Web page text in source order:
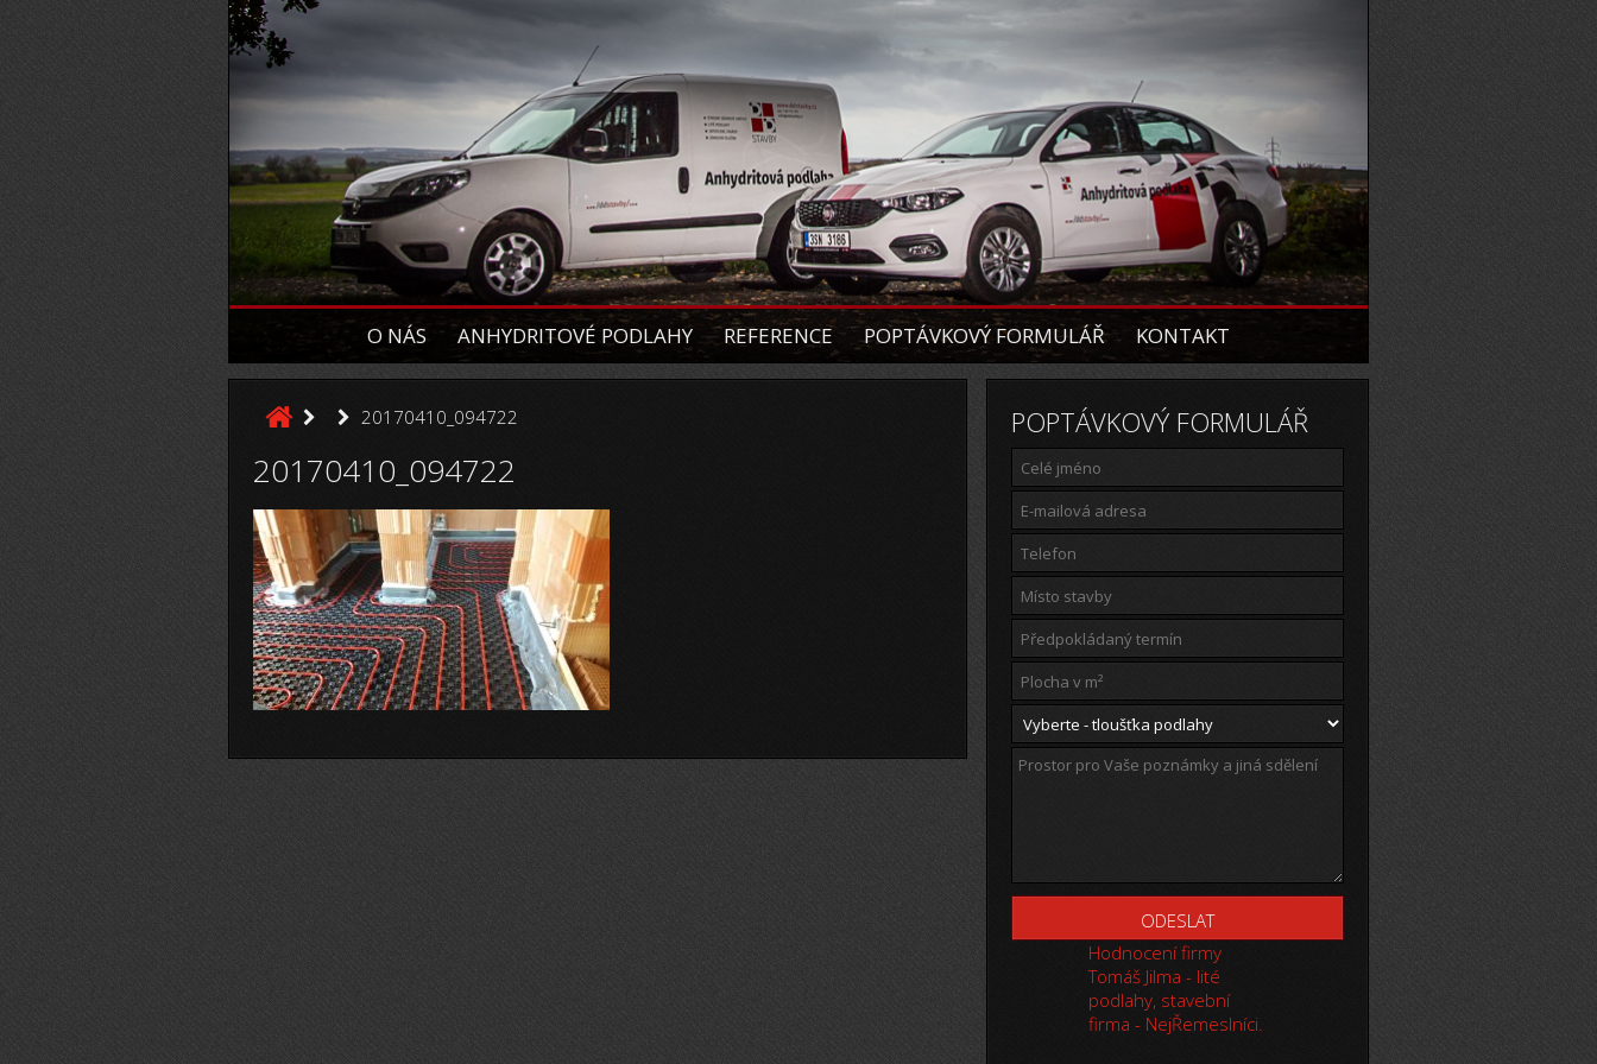
O NÁS ANHYDRITOVÉ PODLAHY REFERENCE POPTÁVKOVÝ FORMULÁŘ KONTAKT
20170410_094722
20170410_094722
POPTÁVKOVÝ FORMULÁŘ
Hodnocení firmy
Tomáš Jilma - lité
podlahy, stavební
firma - NejŘemeslníci.